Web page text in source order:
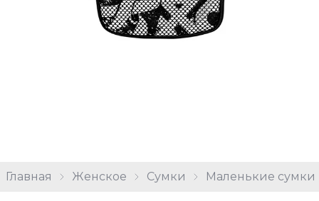
Главная Женское Сумки Маленькие сумки